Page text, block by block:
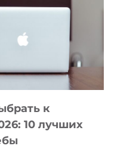
к
10 лучших